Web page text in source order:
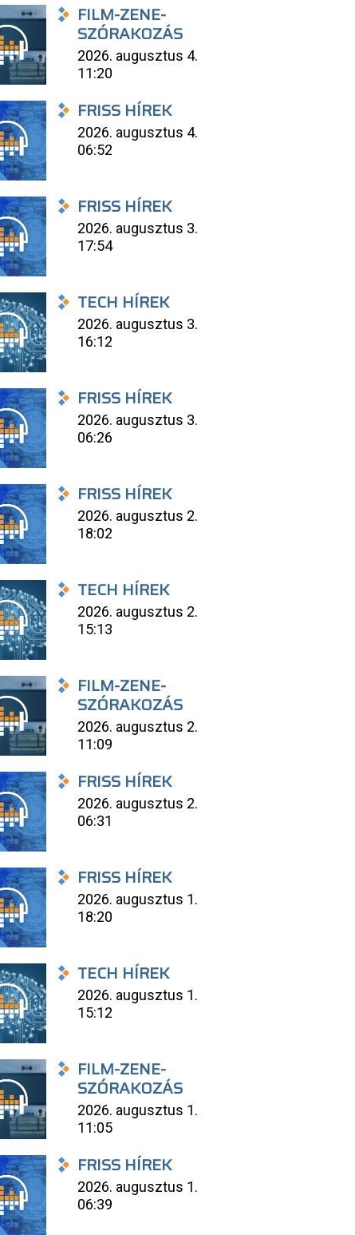
FILM-ZENE-
SZÓRAKOZÁS
2026. augusztus 4.
11:20
FRISS HÍREK
2026. augusztus 4.
06:52
FRISS HÍREK
2026. augusztus 3.
17:54
TECH HÍREK
2026. augusztus 3.
16:12
FRISS HÍREK
2026. augusztus 3.
06:26
FRISS HÍREK
2026. augusztus 2.
18:02
TECH HÍREK
2026. augusztus 2.
15:13
FILM-ZENE-
SZÓRAKOZÁS
2026. augusztus 2.
11:09
FRISS HÍREK
2026. augusztus 2.
06:31
FRISS HÍREK
2026. augusztus 1.
18:20
TECH HÍREK
2026. augusztus 1.
15:12
FILM-ZENE-
SZÓRAKOZÁS
2026. augusztus 1.
11:05
FRISS HÍREK
2026. augusztus 1.
06:39